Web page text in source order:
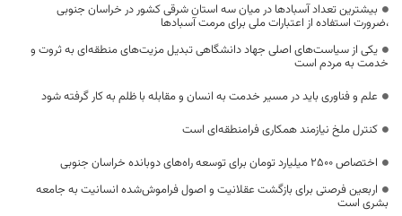
بیشترین تعداد آسبادها در میان سه استان شرقی کشور در خراسان جنوبی
،ضرورت استفاده از اعتبارات ملی برای مرمت آسبادها
یکی از سیاست‌های اصلی جهاد دانشگاهی تبدیل مزیت‌های منطقه‌ای به ثروت و
خدمت به مردم است
علم و فناوری باید در مسیر خدمت به انسان و مقابله با ظلم به کار گرفته شود
کنترل ملخ نیازمند همکاری فرامنطقه‌ای است
اختصاص 2500 میلیارد تومان برای توسعه راه‌های دوبانده خراسان جنوبی
اربعین فرصتی برای بازگشت عقلانیت و اصول فراموش‌شده انسانیت به جامعه
بشری است